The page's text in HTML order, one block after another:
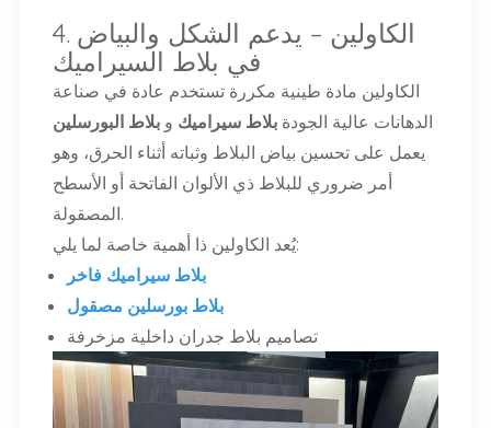
4. الكاولين – يدعم الشكل والبياض
في بلاط السيراميك
الكاولين مادة طينية مكررة تستخدم عادة في صناعة
الدهانات عالية الجودةبلاط سيراميك وبلاط البورسلين
يعمل على تحسين بياض البلاط وثباته أثناء الحرق، وهو
أمر ضروري للبلاط ذي الألوان الفاتحة أو الأسطح
المصقولة.
يُعد الكاولين ذا أهمية خاصة لما يلي:
بلاط سيراميك فاخر
بلاط بورسلين مصقول
تصاميم بلاط جدران داخلية مزخرفة